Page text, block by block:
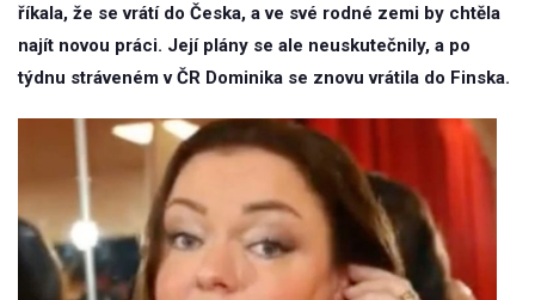
říkala, že se vrátí do Česka, a ve své rodné zemi by chtěla
najít novou práci. Její plány se ale neuskutečnily, a po
týdnu stráveném v ČR Dominika se znovu vrátila do Finska.